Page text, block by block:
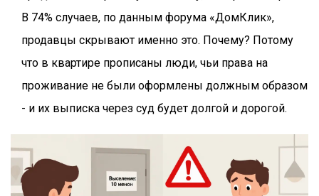
В 74% случаев, по данным форума «ДомКлик»,
продавцы скрывают именно это. Почему? Потому
что в квартире прописаны люди, чьи права на
проживание не были оформлены должным образом
- и их выписка через суд будет долгой и дорогой.